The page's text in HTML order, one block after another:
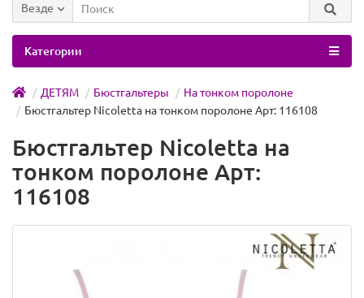
Везде
Категории
ДЕТЯМ Бюстгальтеры
На тонком поролоне
Бюстгальтер Nicoletta на тонком поролоне Арт: 116108
Бюстгальтер Nicoletta на
тонком поролоне Арт:
116108